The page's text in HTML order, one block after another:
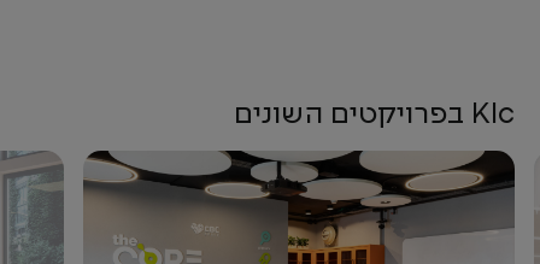
Klc בפרויקטים השונים